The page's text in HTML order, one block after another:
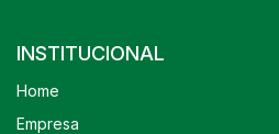
INSTITUCIONAL
Home
Empresa